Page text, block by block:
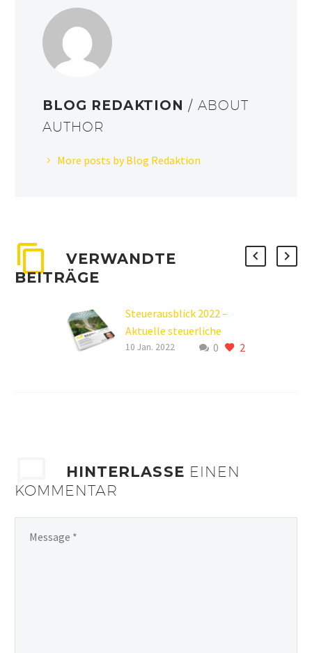
BLOG REDAKTION/ ABOUT
AUTHOR
More posts by Blog Redaktion
VERWANDTE
BEITRÄGE
Steuerausblick 2022 –
Aktuelle steuerliche
Informationen
0 2
10 Jan. 2022
HINTERLASSE EINEN
KOMMENTAR